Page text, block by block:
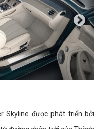
Skyline được phát triển bởi